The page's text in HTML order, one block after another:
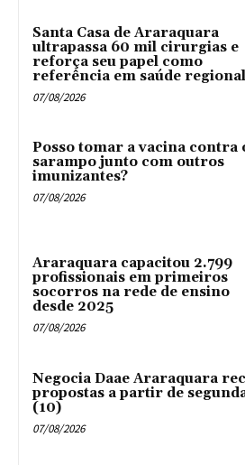
Santa Casa de Araraquara
ultrapassa 60 mil cirurgias e
reforça seu papel como
referência em saúde regional
07/08/2026
Posso tomar a vacina contra
sarampo junto com outros
imunizantes?
07/08/2026
Araraquara capacitou 2.799
profissionais em primeiros
socorros na rede de ensino
desde 2025
07/08/2026
Negocia Daae Araraquara
propostas a partir de
(10)
07/08/2026